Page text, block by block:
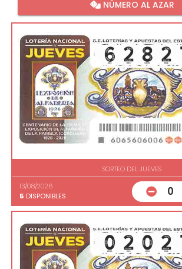
NÚMERO AL AZAR
SORTEO DEL JUEVES
13/08/2026
5 DISPONIBLES 0